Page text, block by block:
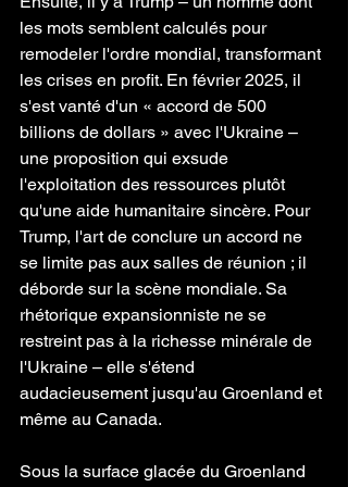
les mots semblent calculés pour
remodeler l'ordre mondial, transformant
les crises en profit. En février 2025, il
s'est vanté d'un « accord de 500
billions de dollars » avec l'Ukraine –
une proposition qui exsude
l'exploitation des ressources plutôt
qu'une aide humanitaire sincère. Pour
Trump, l'art de conclure un accord ne
se limite pas aux salles de réunion ; il
déborde sur la scène mondiale. Sa
rhétorique expansionniste ne se
restreint pas à la richesse minérale de
l'Ukraine – elle s'étend
audacieusement jusqu'au Groenland et
même au Canada.
Sous la surface glacée du Groenland